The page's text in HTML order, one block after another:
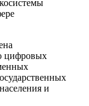
цифровых
и